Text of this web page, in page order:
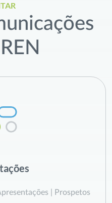
| Prospetos